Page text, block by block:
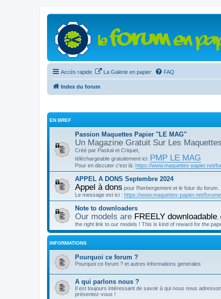
Accès rapide La Galerie en papier FAQ
Index du forum
EN BREF
Passion Maquettes Papier "LE MAG"
Un Magazine Gratuit Sur Les
Créé par Paskal et Criquet,
téléchargeable gratuitement ici: PMP LE MAG
Pour en discuter c'est là: https://www.maquettes-papier.net/
APPEL A DONS Septembre 2024
Appel à dons pour l'herbergement et le futur du forum.
Le message est ici : https://www.maquettes-papier.net/
Note to downloaders
Our models are FREELY downloadable
the right link to our models ! This is kind of reward for the
INFORMATIONS
Pourquoi ce forum ?
Pourquoi ce forum ? et autres informations generales
A qui parlons nous ?
Il est toujours intéressant de savoir à qui nous nous
présentez-vous !